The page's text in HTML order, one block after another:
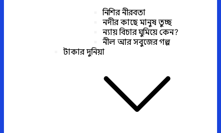
নিশির নীরবতা
নদীর কাছে মানুষ তুচ্ছ
ন্যায় বিচার ঘুমিয়ে কেন?
নীল আর সবুজের গল্প
টাকার দুনিয়া